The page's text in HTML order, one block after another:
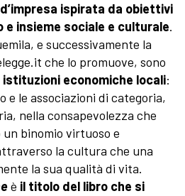
ispirata da obiettivi
e insieme sociale e culturale.
e successivamente la
che lo promuove, sono
istituzioni economiche locali:
e le associazioni di categoria,
nella consapevolezza che
binomio virtuoso e
la cultura che una
la sua qualità di vita.
è il titolo del libro che si